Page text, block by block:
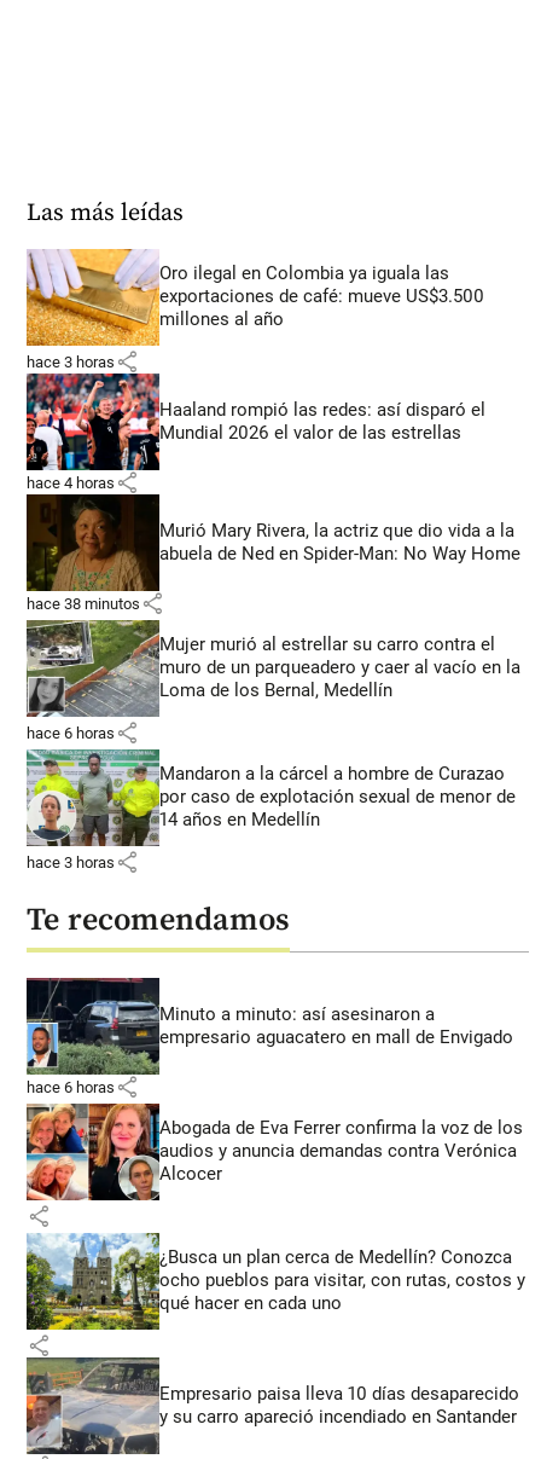
Las más leídas
Oro ilegal en Colombia ya iguala las
exportaciones de café: mueve US$3.500
millones al año
hace 3 horas share
Haaland rompió las redes: así disparó el
Mundial 2026 el valor de las estrellas
hace 4 horas share
Murió Mary Rivera, la actriz que dio vida a la
abuela de Ned en Spider-Man: No Way Home
hace 38 minutos share
Mujer murió al estrellar su carro contra el
muro de un parqueadero y caer al vacío en la
Loma de los Bernal, Medellín
hace 6 horas share
Mandaron a la cárcel a hombre de Curazao
por caso de explotación sexual de menor de
14 años en Medellín
hace 3 horas share
Te recomendamos
Minuto a minuto: así asesinaron a
empresario aguacatero en mall de Envigado
hace 6 horas share
Abogada de Eva Ferrer confirma la voz de los
audios y anuncia demandas contra Verónica
Alcocer
share
¿Busca un plan cerca de Medellín? Conozca
ocho pueblos para visitar, con rutas, costos y
qué hacer en cada uno
share
Empresario paisa lleva 10 días desaparecido
y su carro apareció incendiado en Santander